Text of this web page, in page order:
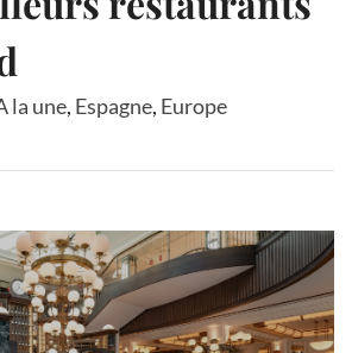
la une, Espagne, Europe